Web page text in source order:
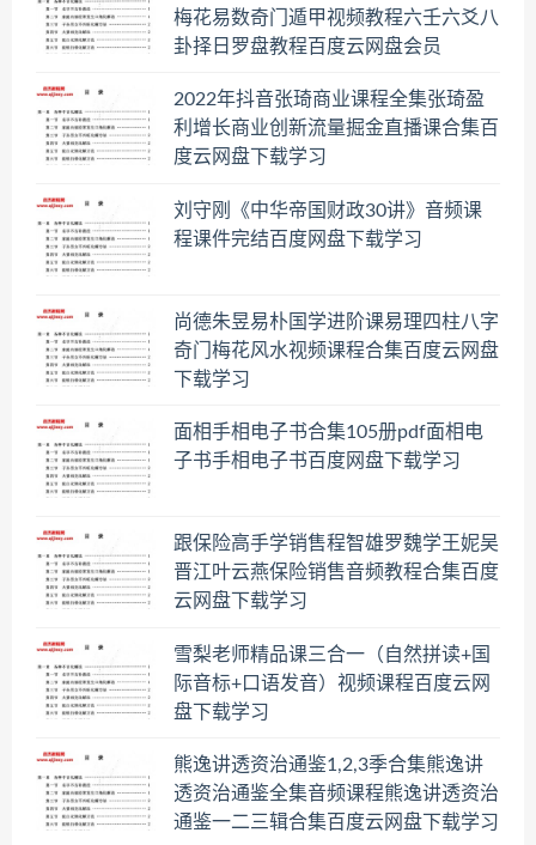
梅花易数奇门遁甲视频教程六壬六爻八
卦择日罗盘教程百度云网盘会员
2022年抖音张琦商业课程全集张琦盈
利增长商业创新流量掘金直播课合集百
度云网盘下载学习
刘守刚《中华帝国财政30讲》音频课
程课件完结百度网盘下载学习
尚德朱昱易朴国学进阶课易理四柱八字
奇门梅花风水视频课程合集百度云网盘
下载学习
面相手相电子书合集105册pdf面相电
子书手相电子书百度网盘下载学习
跟保险高手学销售程智雄罗魏学王妮吴
晋江叶云燕保险销售音频教程合集百度
云网盘下载学习
雪梨老师精品课三合一（自然拼读+国
际音标+口语发音）视频课程百度云网
盘下载学习
熊逸讲透资治通鉴1,2,3季合集熊逸讲
透资治通鉴全集音频课程熊逸讲透资治
通鉴一二三辑合集百度云网盘下载学习